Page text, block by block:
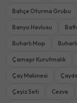
Bahçe Oturma Grubu
Banyo Havlusu
Buharlı Mop
Çamaşır Kurutmalık
Çay Makinesi
Çeyiz Seti Cezve